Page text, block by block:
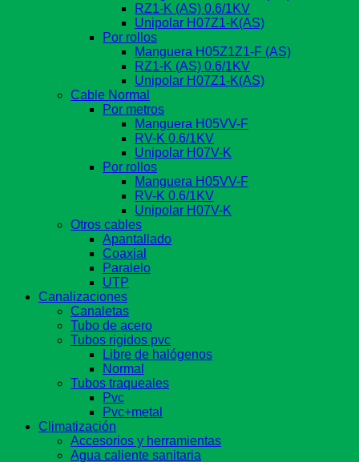
RZ1-K (AS) 0.6/1KV
Unipolar H07Z1-K(AS)
Por rollos
Manguera H05Z1Z1-F (AS)
RZ1-K (AS) 0.6/1KV
Unipolar H07Z1-K(AS)
Cable Normal
Por metros
Manguera H05VV-F
RV-K 0.6/1KV
Unipolar H07V-K
Por rollos
Manguera H05VV-F
RV-K 0.6/1KV
Unipolar H07V-K
Otros cables
Apantallado
Coaxial
Paralelo
UTP
Canalizaciones
Canaletas
Tubo de acero
Tubos rigidos pvc
Libre de halógenos
Normal
Tubos traqueales
Pvc
Pvc+metal
Climatización
Accesorios y herramientas
Agua caliente sanitaria